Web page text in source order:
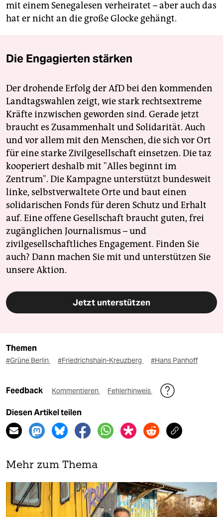
mit einem Senegalesen verheiratet – aber auch das
hat er nicht an die große Glocke gehängt.
Die Engagierten stärken
Der drohende Erfolg der AfD bei den kommenden
Landtagswahlen zeigt, wie stark rechtsextreme
Kräfte inzwischen geworden sind. Gerade jetzt
braucht es Zusammenhalt und Solidarität. Auch
und vor allem mit den Menschen, die sich vor Ort
für eine starke Zivilgesellschaft einsetzen. Die taz
kooperiert deshalb mit "Alles beginnt im
Zentrum". Die Kampagne unterstützt bundesweit
linke, selbstverwaltete Orte und baut einen
solidarischen Fonds für deren Schutz und Erhalt
auf. Eine offene Gesellschaft braucht guten, frei
zugänglichen Journalismus – und
zivilgesellschaftliches Engagement. Finden Sie
auch? Dann machen Sie mit und unterstützen Sie
unsere Aktion.
Jetzt unterstützen
Themen
#Grüne Berlin #Friedrichshain-Kreuzberg #Hans Panhoff
Feedback Kommentieren Fehlerhinweis
Diesen Artikel teilen
Mehr zum Thema